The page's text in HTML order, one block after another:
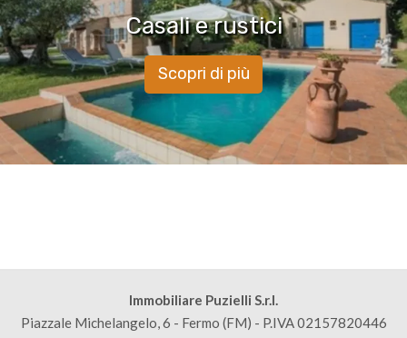
Casali e rustici
Scopri di più
Immobiliare Puzielli S.r.l.
Piazzale Michelangelo, 6 - Fermo (FM) - P.IVA 02157820446